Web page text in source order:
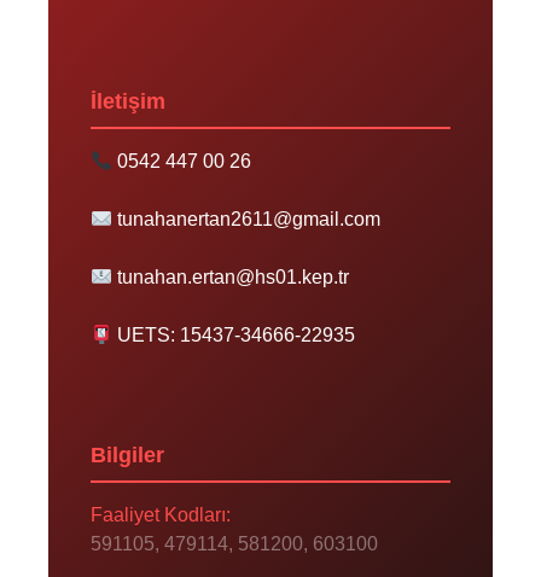
İletişim
0542 447 00 26
tunahanertan2611@gmail.com
tunahan.ertan@hs01.kep.tr
UETS: 15437-34666-22935
Bilgiler
Faaliyet Kodları:
591105, 479114, 581200, 603100